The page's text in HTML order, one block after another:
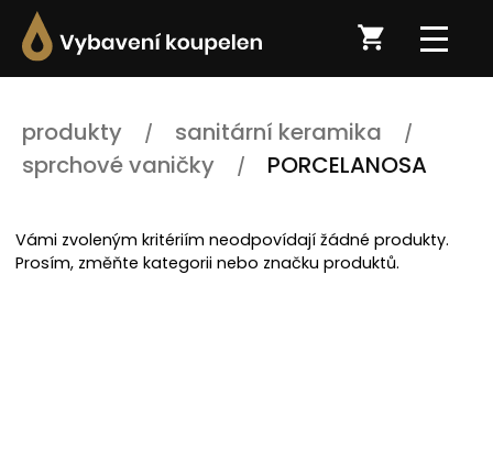
produkty
sanitární keramika
sprchové vaničky
PORCELANOSA
Vámi zvoleným kritériím neodpovídají žádné produkty.
Prosím, změňte kategorii nebo značku produktů.